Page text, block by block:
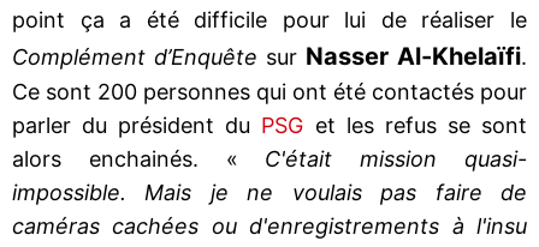
point ça a été difficile pour lui de réaliser le
Complément d’Enquête sur Nasser Al-Khelaïfi.
Ce sont 200 personnes qui ont été contactés pour
parler du président du PSG et les refus se sont
alors enchainés. « C'était mission quasi-
impossible. Mais je ne voulais pas faire de
caméras cachées ou d'enregistrements à l'insu